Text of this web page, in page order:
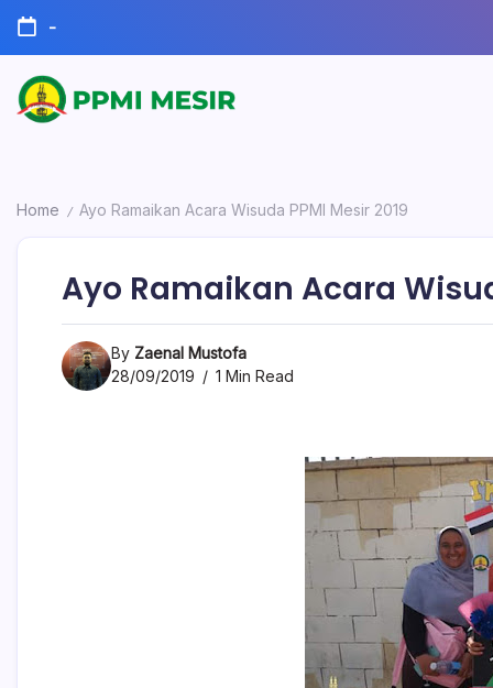
Skip
content
-
Home / Ayo Ramaikan Acara Wisuda PPMI Mesir 2019
Ayo Ramaikan Acara
By Zaenal Mustofa
28/09/2019
1 Min Read